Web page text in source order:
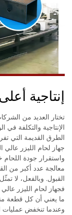
إنتاجية
تختار العديد من
الإنتاجية والتكلفة
الطرق القديمة التي
جهاز لحام الليزر عالي
واستقرار جودة اللحام
معالجة عدد أكبر من
القبول. وبالفعل، لا
فجهاز لحام الليزر
ما يعني أن كل قطعة
وعندما تنخفض عمليات